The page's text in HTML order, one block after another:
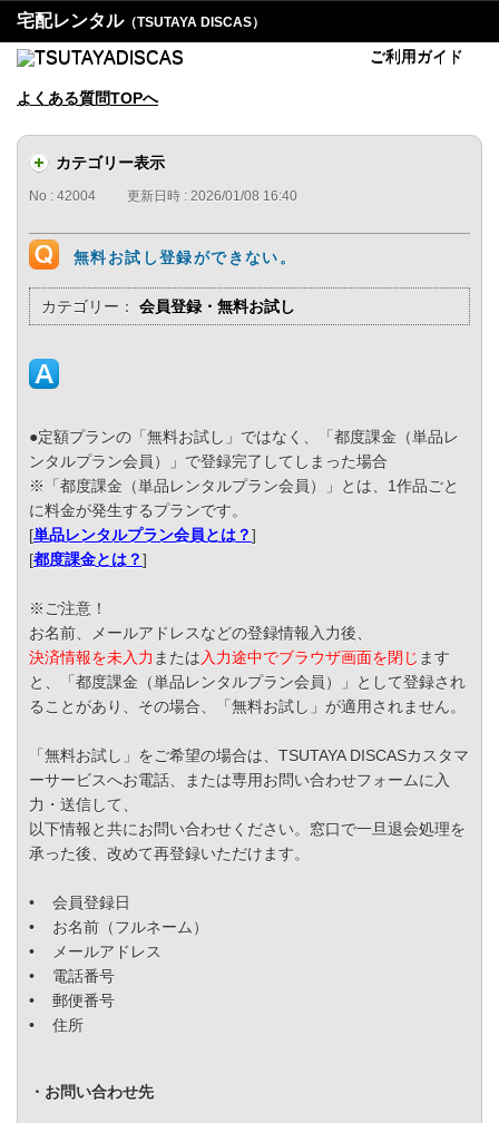
宅配レンタル（TSUTAYA DISCAS）
ご利用ガイド
よくある質問TOPへ
カテゴリー表示
No : 42004 更新日時 : 2026/01/08 16:40
無料お試し登録ができない。
カテゴリー： 会員登録・無料お試し
●定額プランの「無料お試し」ではなく、「都度課金（単品レ
ンタルプラン会員）」で登録完了してしまった場合
※「都度課金（単品レンタルプラン会員）」とは、1作品ごと
に料金が発生するプランです。
[単品レンタルプラン会員とは？]
[都度課金とは？]
※ご注意！
お名前、メールアドレスなどの登録情報入力後、
決済情報を未入力 または入力途中でブラウザ画面を閉じ ます
と、「都度課金（単品レンタルプラン会員）」として登録され
ることがあり、その場合、「無料お試し」が適用されません。
「無料お試し」をご希望の場合は、TSUTAYA DISCASカスタマ
ーサービスへお電話、または専用お問い合わせフォームに入
力・送信して、
以下情報と共にお問い合わせください。窓口で一旦退会処理を
承った後、改めて再登録いただけます。
• 会員登録日
• お名前（フルネーム）
• メールアドレス
• 電話番号
• 郵便番号
• 住所
・お問い合わせ先